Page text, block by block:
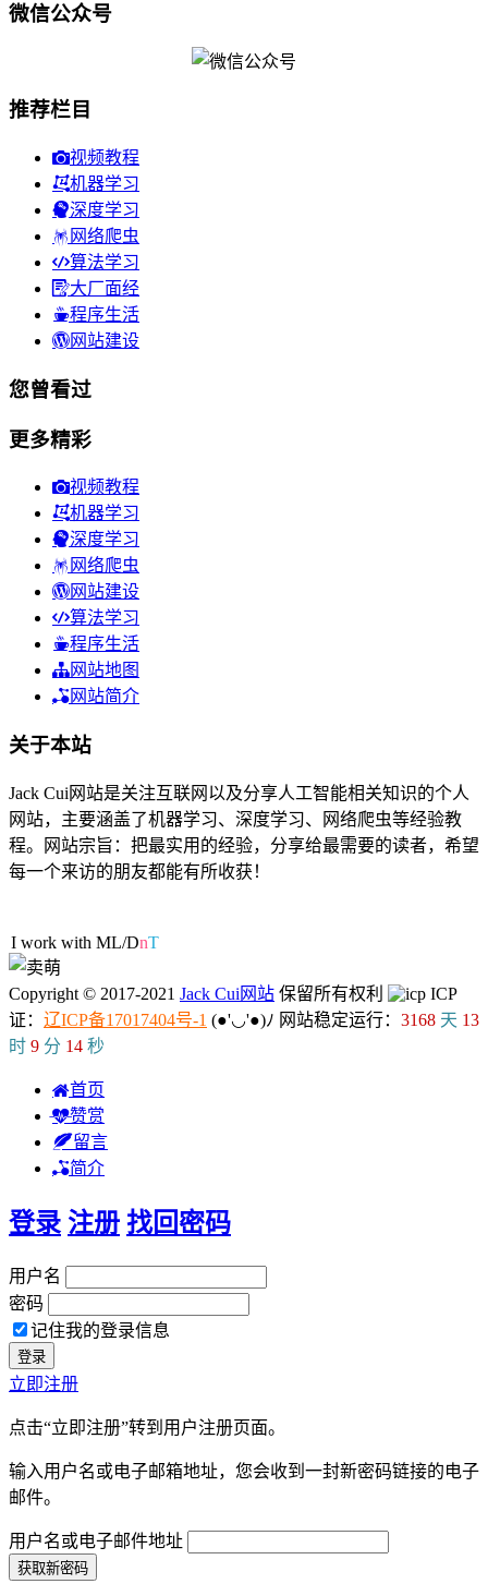
微信公众号
推荐栏目
视频教程
机器学习
深度学习
网络爬虫
算法学习
大厂面经
程序生活
网站建设
您曾看过
更多精彩
视频教程
机器学习
深度学习
网络爬虫
网站建设
算法学习
程序生活
网站地图
网站简介
关于本站
Jack Cui网站是关注互联网以及分享人工智能相关知识的个人
网站，主要涵盖了机器学习、深度学习、网络爬虫等经验教
程。网站宗旨：把最实用的经验，分享给最需要的读者，希望
每一个来访的朋友都能有所收获！
I work with ML/DL.
Copyright © 2017-2021 Jack Cui网站 保留所有权利
ICP
证： 辽ICP备17017404号-1 (●'◡'●)ﾉ 网站稳定运行： 3168 天 13
时 9 分 15 秒
首页
赞赏
留言
简介
登录 注册 找回密码
用户名
密码
记住我的登录信息
立即注册
点击“立即注册”转到用户注册页面。
输入用户名或电子邮箱地址，您会收到一封新密码链接的电子
邮件。
用户名或电子邮件地址